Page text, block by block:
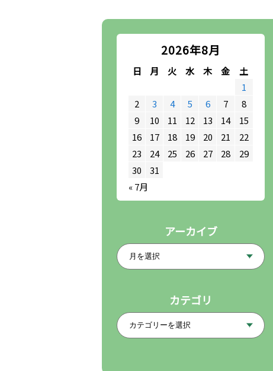
2026年8月
日 月 火 水 木 金
土
1
2
3 4 5 6 7
8
9
10 11 12 13 14
15
16
17 18 19 20 21
22
23
24 25 26 27 28
29
30
31
« 7月
アーカイブ
カテゴリ